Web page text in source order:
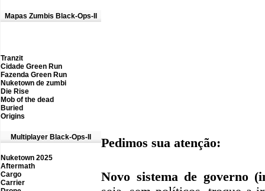
Mapas Zumbis Black-Ops-II
Tranzit
Cidade Green Run
Fazenda Green Run
Nuketown de zumbi
Die Rise
Mob of the dead
Buried
Origins
Multiplayer Black-Ops-II
Nuketown 2025
Aftermath
Cargo
Carrier
Pedimos sua atenção:
Novo sistema de governo